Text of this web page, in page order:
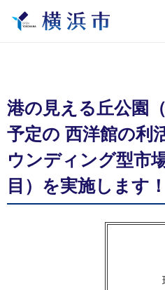
港の見える丘公園
予定の 西洋館の利
ウンディング型市
目）を実施します！